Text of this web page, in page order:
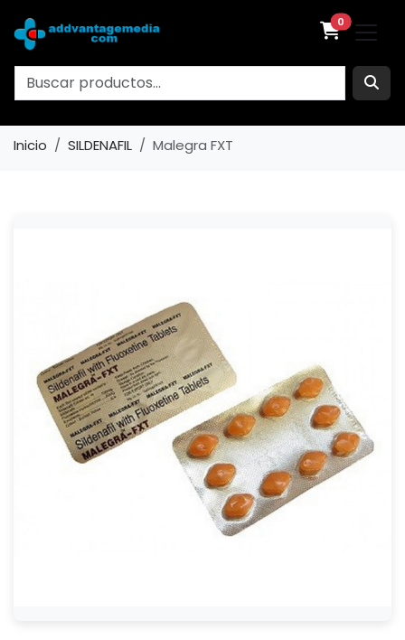
0
Inicio SILDENAFIL Malegra FXT